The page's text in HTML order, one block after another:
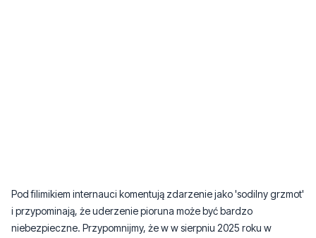
Pod filimikiem internauci komentują zdarzenie jako 'sodilny grzmot'
i przypominają, że uderzenie pioruna może być bardzo
niebezpieczne. Przypomnijmy, że w w sierpniu 2025 roku w